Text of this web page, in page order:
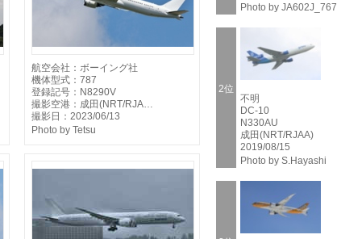
航空会社：ボーイング社
機体型式：787
登録記号：N8290V
撮影空港：成田(NRT/RJA…
撮影日：2023/06/13
Photo by Tetsu
Photo by JA602J_767
2位
不明
DC-10
N330AU
成田(NRT/RJAA)
2019/08/15
Photo by S.Hayashi